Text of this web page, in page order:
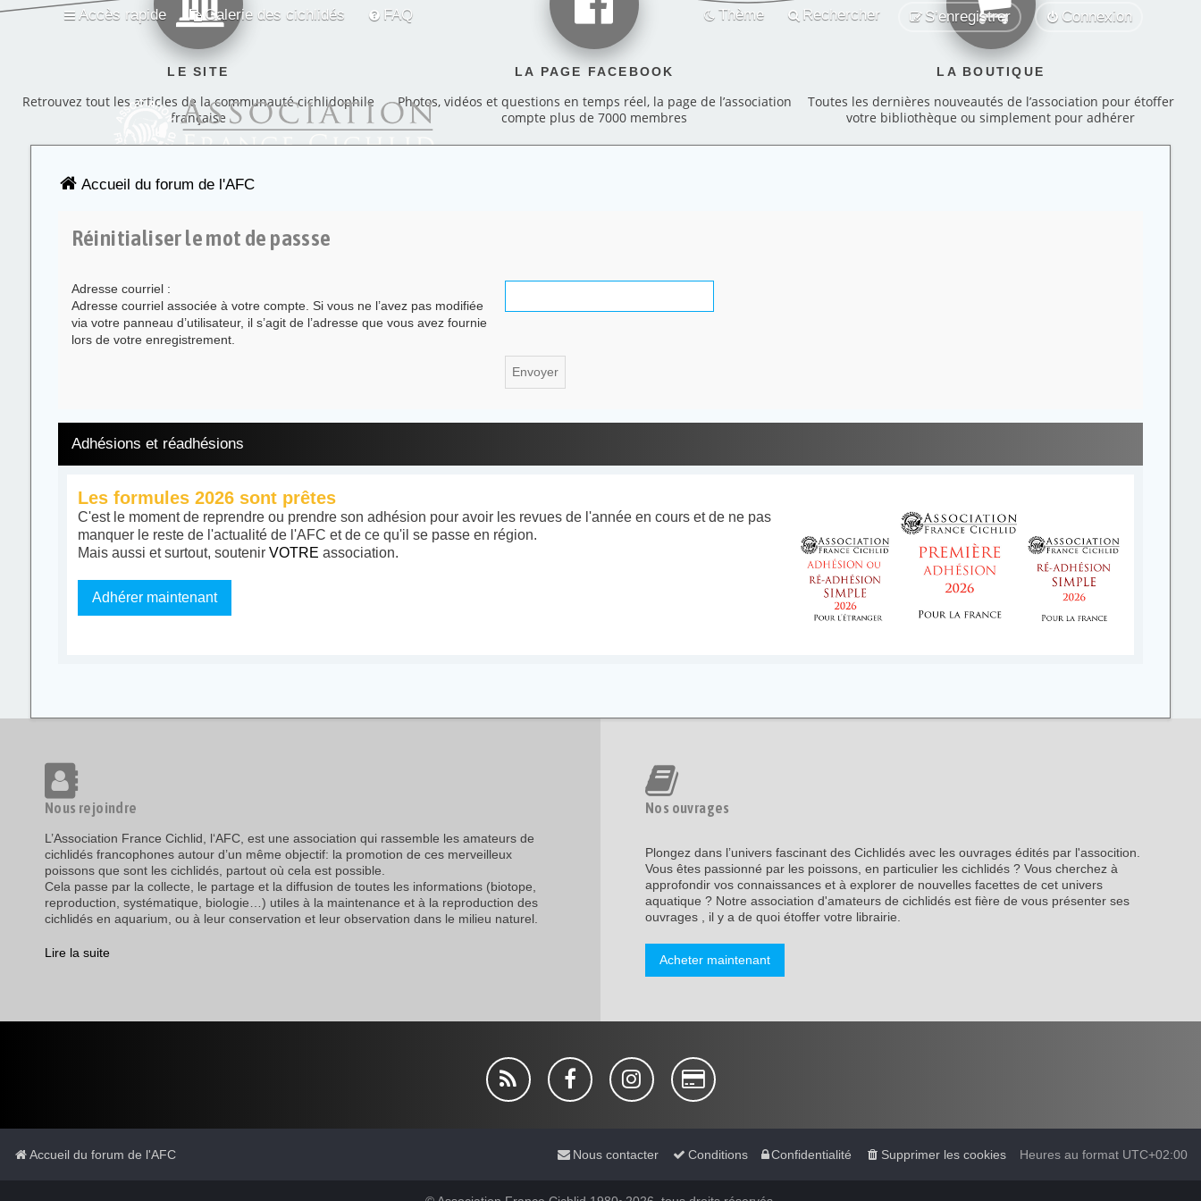
Accès rapide Galerie des cichlidés FAQ Connexion
S’enregistrer
Rechercher
Thème
LE SITE
Retrouvez tout les articles de la communauté cichlidophile
française
LA PAGE FACEBOOK
Photos, vidéos et questions en temps réel, la page de l’association
compte plus de 7000 membres
LA BOUTIQUE
Toutes les dernières nouveautés de l’association pour étoffer
votre bibliothèque ou simplement pour adhérer
Accueil du forum de l'AFC
Réinitialiser le mot de passse
Adresse courriel :
Adresse courriel associée à votre compte. Si vous ne l’avez pas modifiée
via votre panneau d’utilisateur, il s’agit de l’adresse que vous avez fournie
lors de votre enregistrement.
Adhésions et réadhésions
Les formules 2026 sont prêtes
C'est le moment de reprendre ou prendre son adhésion pour avoir les revues de l'année en cours et de ne pas
manquer le reste de l'actualité de l'AFC et de ce qu'il se passe en région.
Mais aussi et surtout, soutenir VOTRE association.
Adhérer maintenant
Nous rejoindre
L’Association France Cichlid, l‘AFC, est une association qui rassemble les amateurs de
cichlidés francophones autour d’un même objectif: la promotion de ces merveilleux
poissons que sont les cichlidés, partout où cela est possible.
Cela passe par la collecte, le partage et la diffusion de toutes les informations (biotope,
reproduction, systématique, biologie…) utiles à la maintenance et à la reproduction des
cichlidés en aquarium, ou à leur conservation et leur observation dans le milieu naturel.
Lire la suite
Nos ouvrages
Plongez dans l’univers fascinant des Cichlidés avec les ouvrages édités par l'assocition.
Vous êtes passionné par les poissons, en particulier les cichlidés ? Vous cherchez à
approfondir vos connaissances et à explorer de nouvelles facettes de cet univers
aquatique ? Notre association d'amateurs de cichlidés est fière de vous présenter ses
ouvrages , il y a de quoi étoffer votre librairie.
Acheter maintenant
Accueil du forum de l'AFC Heures au format UTC+02:00
Supprimer les cookies
Confidentialité
Conditions
Nous contacter